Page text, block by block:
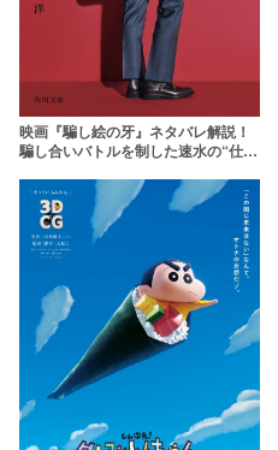
映画『騙し絵の牙』ネタバレ解説！
騙し合いバトルを制した速水の“仕込
ト】